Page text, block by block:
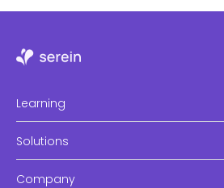
Learning
Solutions
Company